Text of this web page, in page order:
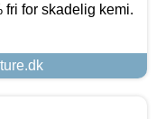
fri for skadelig kemi.